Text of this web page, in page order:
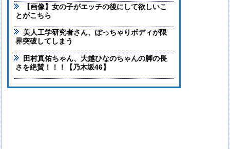
【画像】女の子がエッチの後にして欲しいこ
とがこちら
美人工学研究者さん、ぽっちゃりボディが限
界突破してしまう
田村真佑ちゃん、大越ひなのちゃんの脚の長
さを絶賛！！！【乃木坂46】